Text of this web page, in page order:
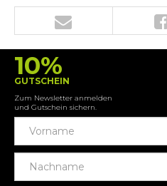
10%
GUTSCHEIN
Zum Newsletter anmelden
und Gutschein sichern.